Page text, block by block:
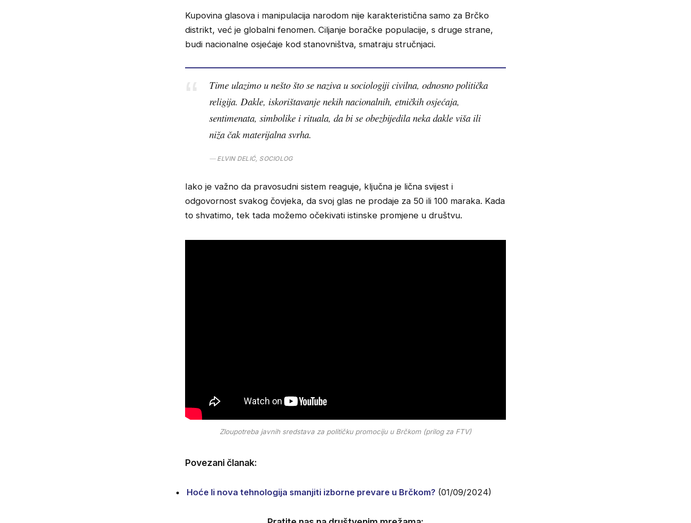
Kupovina glasova i manipulacija narodom nije karakteristična samo za Brčko
distrikt, već je globalni fenomen. Ciljanje boračke populacije, s druge strane,
budi nacionalne osjećaje kod stanovništva, smatraju stručnjaci.
Time ulazimo u nešto što se naziva u sociologiji civilna, odnosno politička
religija. Dakle, iskorištavanje nekih nacionalnih, etničkih osjećaja,
sentimenata, simbolike i rituala, da bi se obezbijedila neka dakle viša ili
niža čak materijalna svrha.
ELVIN DELIĆ, SOCIOLOG
Iako je važno da pravosudni sistem reaguje, ključna je lična svijest i
odgovornost svakog čovjeka, da svoj glas ne prodaje za 50 ili 100 maraka. Kada
to shvatimo, tek tada možemo očekivati istinske promjene u društvu.
Zloupotreba javnih sredstava za političku promociju u Brčkom (prilog za FTV)
Povezani članak:
Hoće li nova tehnologija smanjiti izborne prevare u Brčkom? (01/09/2024)